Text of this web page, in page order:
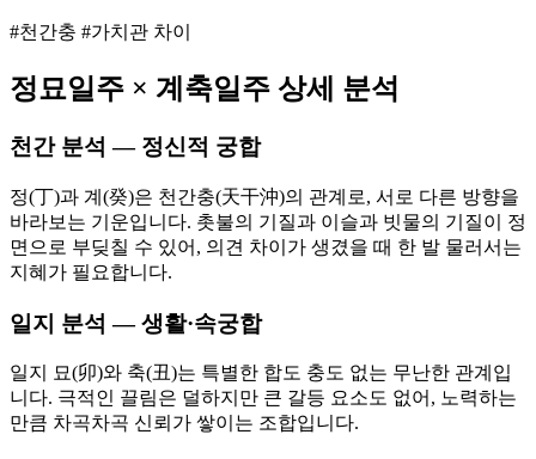
#천간충 #가치관 차이
정묘일주 × 계축일주 상세 분석
천간 분석 — 정신적 궁합
정(丁)과 계(癸)은 천간충(天干沖)의 관계로, 서로 다른 방향을
바라보는 기운입니다. 촛불의 기질과 이슬과 빗물의 기질이 정
면으로 부딪칠 수 있어, 의견 차이가 생겼을 때 한 발 물러서는
지혜가 필요합니다.
일지 분석 — 생활·속궁합
일지 묘(卯)와 축(丑)는 특별한 합도 충도 없는 무난한 관계입
니다. 극적인 끌림은 덜하지만 큰 갈등 요소도 없어, 노력하는
만큼 차곡차곡 신뢰가 쌓이는 조합입니다.